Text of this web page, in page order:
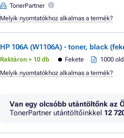
TonerPartner
Melyik nyomtatókhoz alkalmas a termék?
HP 106A (W1106A) - toner, black
Raktáron > 10 db Fekete 1000
Melyik nyomtatókhoz alkalmas a termék?
Van egy olcsóbb utántöltőnk az
TonerPartner utántöltőinkkel 12